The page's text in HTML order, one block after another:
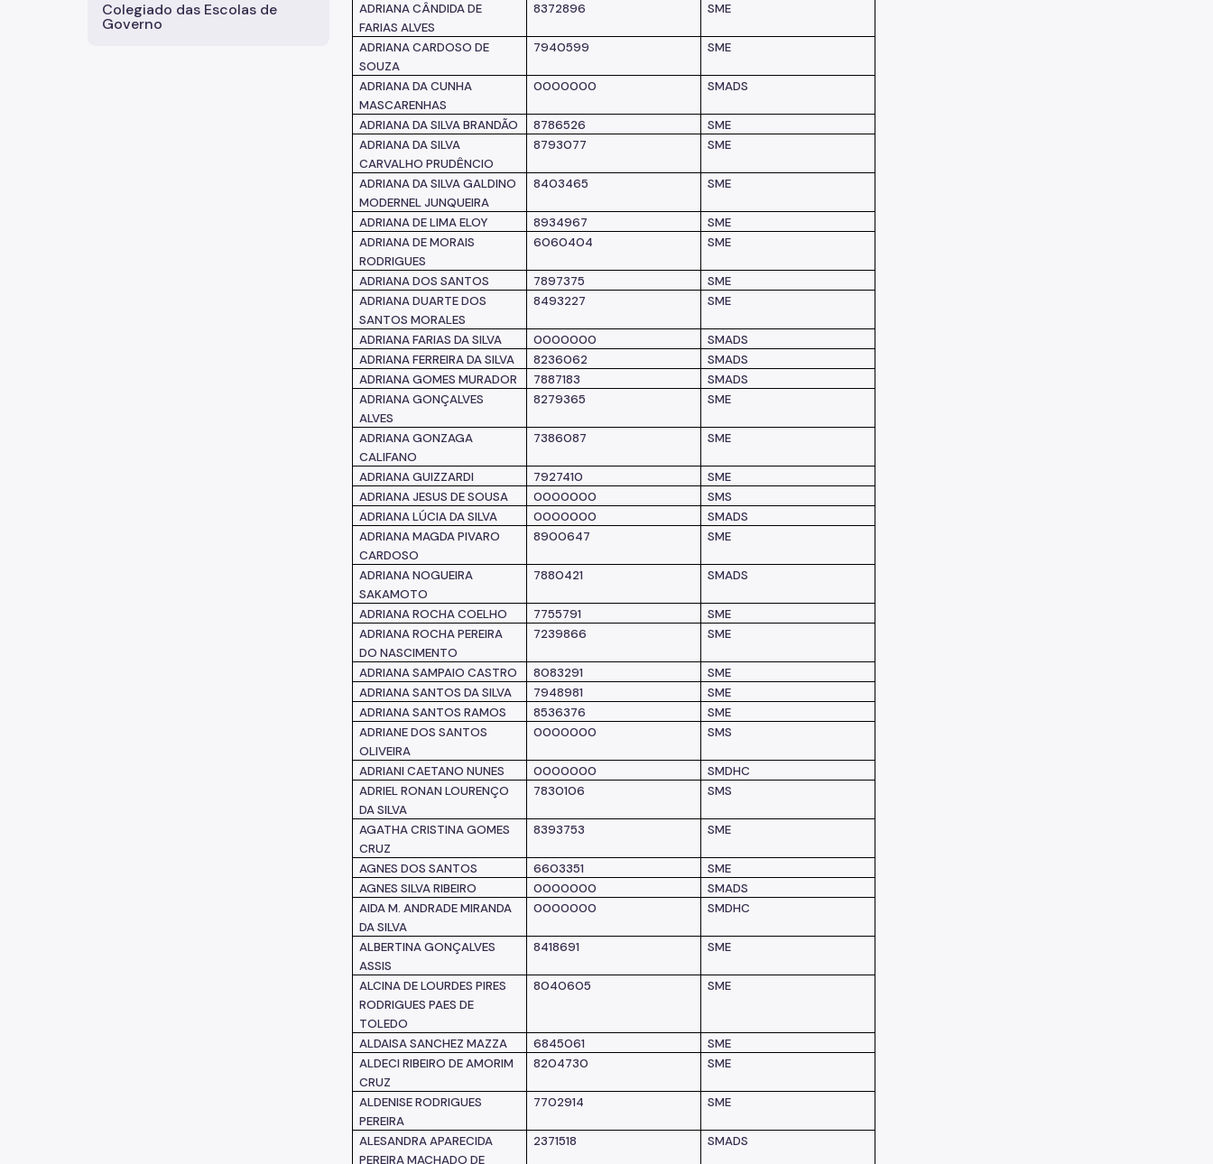
Colegiado das Escolas de
Governo
ADRIANA CÂNDIDA DE
FARIAS ALVES
8372896 SME
ADRIANA CARDOSO DE
SOUZA
7940599 SME
ADRIANA DA CUNHA
MASCARENHAS
0000000 SMADS
ADRIANA DA SILVA BRANDÃO 8786526
SME
ADRIANA DA SILVA
CARVALHO PRUDÊNCIO
8793077 SME
ADRIANA DA SILVA GALDINO
MODERNEL JUNQUEIRA
8403465 SME
ADRIANA DE LIMA ELOY 8934967
SME
ADRIANA DE MORAIS
RODRIGUES
6060404 SME
ADRIANA DOS SANTOS 7897375
SME
ADRIANA DUARTE DOS
SANTOS MORALES
8493227 SME
ADRIANA FARIAS DA SILVA 0000000
SMADS
ADRIANA FERREIRA DA SILVA
8236062
SMADS
ADRIANA GOMES MURADOR
7887183
SMADS
ADRIANA GONÇALVES
ALVES
8279365 SME
ADRIANA GONZAGA
CALIFANO
7386087 SME
ADRIANA GUIZZARDI 7927410
SME
ADRIANA JESUS DE SOUSA
0000000
SMS
ADRIANA LÚCIA DA SILVA
0000000
SMADS
ADRIANA MAGDA PIVARO
CARDOSO
8900647 SME
ADRIANA NOGUEIRA
SAKAMOTO
7880421 SMADS
ADRIANA ROCHA COELHO 7755791
SME
ADRIANA ROCHA PEREIRA
DO NASCIMENTO
7239866 SME
ADRIANA SAMPAIO CASTRO 8083291
SME
ADRIANA SANTOS DA SILVA
7948981
SME
ADRIANA SANTOS RAMOS
8536376
SME
ADRIANE DOS SANTOS
OLIVEIRA
0000000 SMS
ADRIANI CAETANO NUNES 0000000
SMDHC
ADRIEL RONAN LOURENÇO
DA SILVA
7830106 SMS
AGATHA CRISTINA GOMES
CRUZ
8393753 SME
AGNES DOS SANTOS 6603351
SME
AGNES SILVA RIBEIRO
0000000
SMADS
AIDA M. ANDRADE MIRANDA
DA SILVA
0000000 SMDHC
ALBERTINA GONÇALVES
ASSIS
8418691 SME
ALCINA DE LOURDES PIRES
RODRIGUES PAES DE
TOLEDO
8040605 SME
ALDAISA SANCHEZ MAZZA 6845061
SME
ALDECI RIBEIRO DE AMORIM
CRUZ
8204730 SME
ALDENISE RODRIGUES
PEREIRA
7702914 SME
ALESANDRA APARECIDA
PEREIRA MACHADO DE
2371518 SMADS